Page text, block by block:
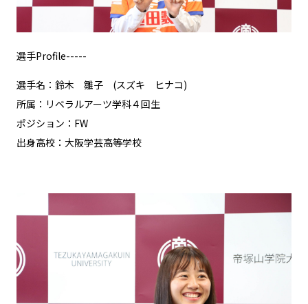
選手Profile-----
選手名：鈴木 雛子 (スズキ ヒナコ)
所属：リベラルアーツ学科４回生
ポジション：FW
出身高校：大阪学芸高等学校